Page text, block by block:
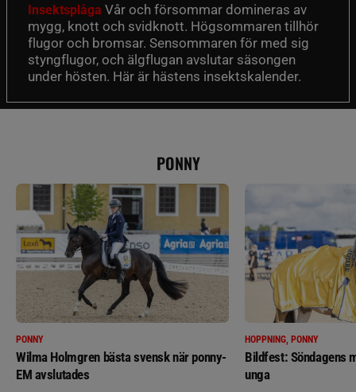
Insektsplåga Vår och försommar domineras av
mygg, knott och svidknott. Högsommaren tillhör
flugor och bromsar. Sensommaren för med sig
styngflugor, och älgflugan avslutar säsongen
under hösten. Här är hästens insektskalender.
PONNY
PONNY
Wilma Holmgren bästa svensk när ponny-
EM avslutades
HOPPNING, PONNY
Bildfest: Söndagens
unga